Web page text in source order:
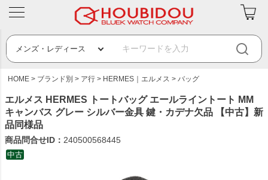
HOME ブランド別 ア行 HERMES｜エルメス バッグ
エルメス HERMES トートバッグ エールライントート MM
キャンバス グレー シルバー金具 鍵・カデナ欠品 【中古】新
品同様品
商品問合せID： 240500568445
中古